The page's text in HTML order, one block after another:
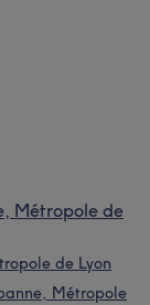
Métropole de
de Lyon
Métropole